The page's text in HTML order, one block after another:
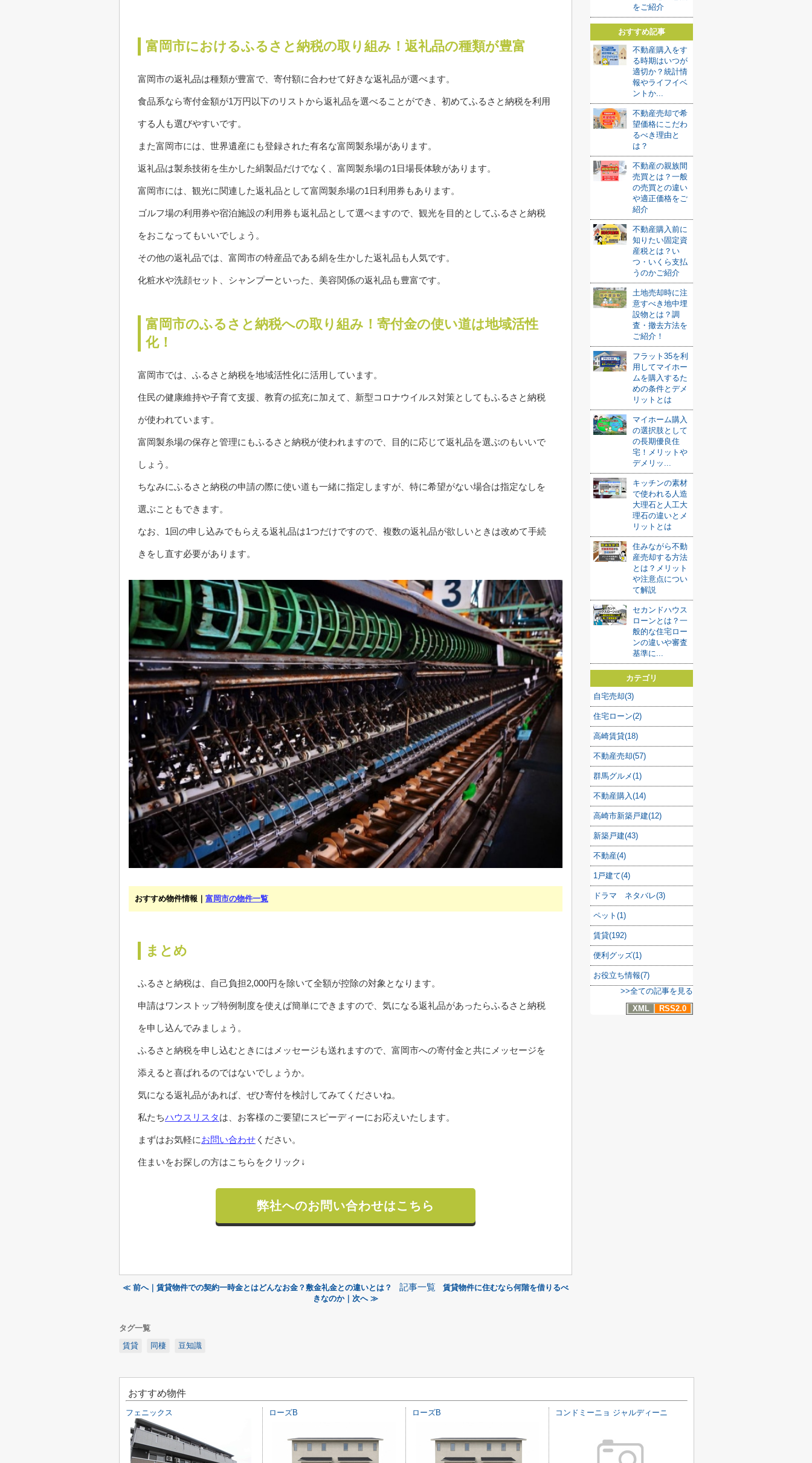
富岡市におけるふるさと納税の取り組み！返礼品の種類が豊富
富岡市の返礼品は種類が豊富で、寄付額に合わせて好きな返礼品が選べます。
食品系なら寄付金額が1万円以下のリストから返礼品を選べることができ、初めてふるさと納税を利用
する人も選びやすいです。
また富岡市には、世界遺産にも登録された有名な富岡製糸場があります。
返礼品は製糸技術を生かした絹製品だけでなく、富岡製糸場の1日場長体験があります。
富岡市には、観光に関連した返礼品として富岡製糸場の1日利用券もあります。
ゴルフ場の利用券や宿泊施設の利用券も返礼品として選べますので、観光を目的としてふるさと納税
をおこなってもいいでしょう。
その他の返礼品では、富岡市の特産品である絹を生かした返礼品も人気です。
化粧水や洗顔セット、シャンプーといった、美容関係の返礼品も豊富です。
富岡市のふるさと納税への取り組み！寄付金の使い道は地域活性
化！
富岡市では、ふるさと納税を地域活性化に活用しています。
住民の健康維持や子育て支援、教育の拡充に加えて、新型コロナウイルス対策としてもふるさと納税
が使われています。
富岡製糸場の保存と管理にもふるさと納税が使われますので、目的に応じて返礼品を選ぶのもいいで
しょう。
ちなみにふるさと納税の申請の際に使い道も一緒に指定しますが、特に希望がない場合は指定なしを
選ぶこともできます。
なお、1回の申し込みでもらえる返礼品は1つだけですので、複数の返礼品が欲しいときは改めて手続
きをし直す必要があります。
おすすめ物件情報｜ 富岡市の物件一覧
まとめ
ふるさと納税は、自己負担2,000円を除いて全額が控除の対象となります。
申請はワンストップ特例制度を使えば簡単にできますので、気になる返礼品があったらふるさと納税
を申し込んでみましょう。
ふるさと納税を申し込むときにはメッセージも送れますので、富岡市への寄付金と共にメッセージを
添えると喜ばれるのではないでしょうか。
気になる返礼品があれば、ぜひ寄付を検討してみてくださいね。
私たちハウスリスタは、お客様のご要望にスピーディーにお応えいたします。
まずはお気軽にお問い合わせ ください。
住まいをお探しの方はこちらをクリック↓
弊社へのお問い合わせはこちら
≪ 前へ｜賃貸物件での契約一時金とはどんなお金？敷金礼金との違いとは？ 記事一覧
賃貸物件に住むなら何階を借りるべ
きなのか｜次へ ≫
タグ一覧
賃貸
同棲 豆知識
をご紹介
おすすめ記事
不動産購入をす
る時期はいつが
適切か？統計情
報やライフイベ
ントか...
不動産売却で希
望価格にこだわ
るべき理由と
は？
不動産の親族間
売買とは？一般
の売買との違い
や適正価格をご
紹介
不動産購入前に
知りたい固定資
産税とは？い
つ・いくら支払
うのかご紹介
土地売却時に注
意すべき地中埋
設物とは？調
査・撤去方法を
ご紹介！
フラット35を利
用してマイホー
ムを購入するた
めの条件とデメ
リットとは
マイホーム購入
の選択肢として
の長期優良住
宅！メリットや
デメリッ...
キッチンの素材
で使われる人造
大理石と人工大
理石の違いとメ
リットとは
住みながら不動
産売却する方法
とは？メリット
や注意点につい
て解説
セカンドハウス
ローンとは？一
般的な住宅ロー
ンの違いや審査
基準に...
カテゴリ
自宅売却(3)
住宅ローン(2)
高崎賃貸(18)
不動産売却(57)
群馬グルメ(1)
不動産購入(14)
高崎市新築戸建(12)
新築戸建(43)
不動産(4)
1戸建て(4)
ドラマ ネタバレ(3)
ペット(1)
賃貸(192)
便利グッズ(1)
お役立ち情報(7)
>>全ての記事を見る
XML
RSS2.0
おすすめ物件
フェニックス ローズB ローズB コンドミーニョ ジャルディーニ